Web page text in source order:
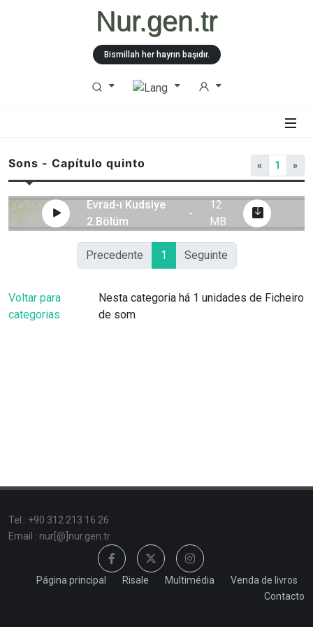
Nur.gen.tr
Bismillah her hayrın başıdır.
Sons - Capítulo quinto « 1 »
Evrad-ı Kudsiye
2.Bölüm
-
12
MB
Precedente 1 Seguinte
Voltar para
categorias
Nesta categoria há 1 unidades de Ficheiro
de som
Tel.: +90 312 213 16 26
Email : nur[@]nur.gen.tr
Página principal Risale Multimédia
Venda de livros
Contacto